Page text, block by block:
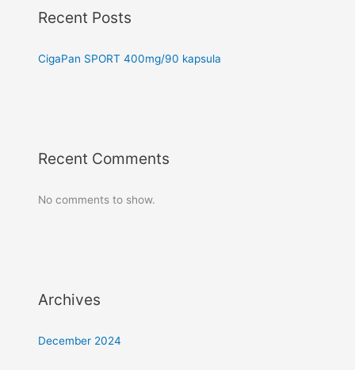
Recent Posts
CigaPan SPORT 400mg/90 kapsula
Recent Comments
No comments to show.
Archives
December 2024